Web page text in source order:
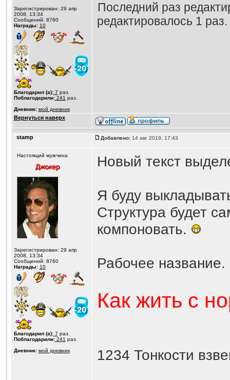
Зарегистрирован: 29 апр
2008, 13:34
Сообщений: 8760
Награды: 10
Благодарил (а):7 раз.
Поблагодарили:241 раз.
Дневник: мой дневник
Последний раз
редактировалось 1 раз.
Вернуться наверх
stamp Добавлено:14 авг 2019, 17:43
Настоящий мужчина
Зарегистрирован: 29 апр
2008, 13:34
Сообщений: 8760
Награды: 10
Благодарил (а):7 раз.
Поблагодарили:241 раз.
Дневник: мой дневник
Новый текст
Я буду
Структура будет
компоновать.
Рабочее название.
Как жить с
1234 Тонкости